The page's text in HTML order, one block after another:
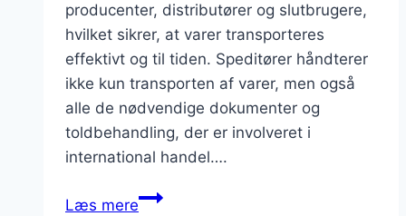
producenter, distributører og slutbrugere,
hvilket sikrer, at varer transporteres
effektivt og til tiden. Speditører håndterer
ikke kun transporten af varer, men også
alle de nødvendige dokumenter og
toldbehandling, der er involveret i
international handel….
Læs mereSpeditør